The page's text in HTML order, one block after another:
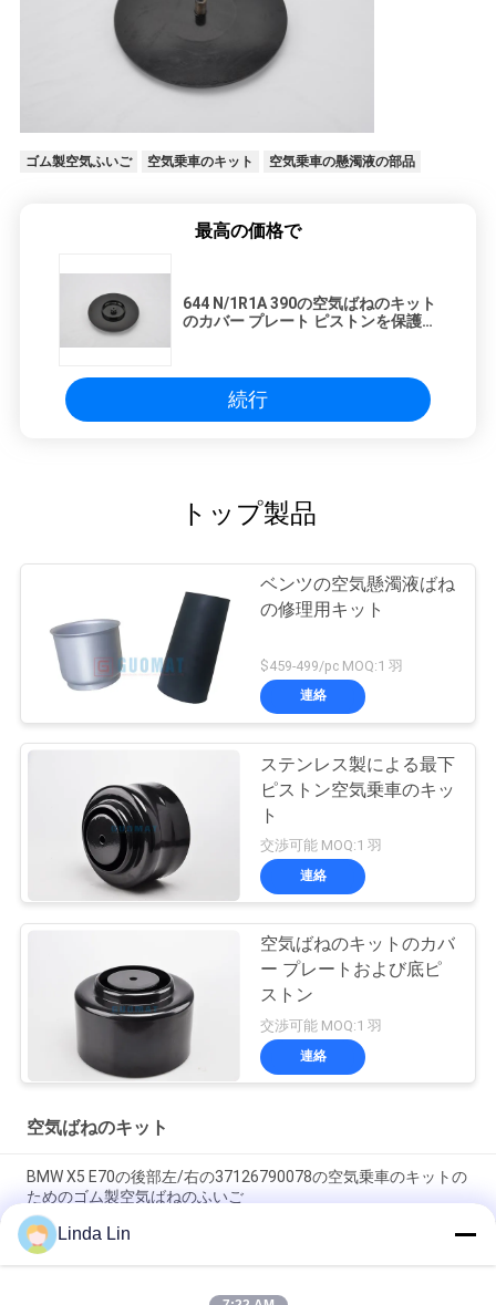
ゴム製空気ふいご 空気乗車のキット 空気乗車の懸濁液の部品
最高の価格で
644 N/1R1A 390の空気ばねのキット
のカバー プレート ピストンを保護す
続行
トップ製品
ベンツの空気懸濁液ばね
の修理用キット
$459-499/pc MOQ:1 羽
連絡
ステンレス製による最下
ピストン空気乗車のキッ
ト
交渉可能 MOQ:1 羽
連絡
空気ばねのキットのカバ
ー プレートおよび底ピ
ストン
交渉可能 MOQ:1 羽
連絡
空気ばねのキット
BMW X5 E70の後部左/右の37126790078の空気乗車のキットの
ためのゴム製空気ばねのふいご
空気ばねはVibracousticの最下ピストン/カバー プレート
V1E26a/V 1 E 26 Aを分けます
Linda Lin